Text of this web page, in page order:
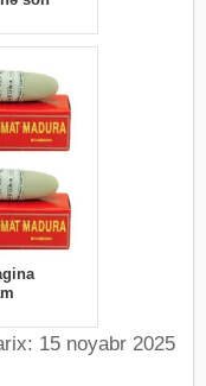
15 noyabr 2025